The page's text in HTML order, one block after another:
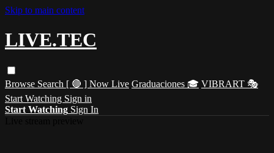
Skip to main content
LIVE.TEC
Browse Search [ 🔴 ] Now Live Graduaciones 🎓 VIBRART 🎭
Start Watching Sign in
Start Watching Sign In